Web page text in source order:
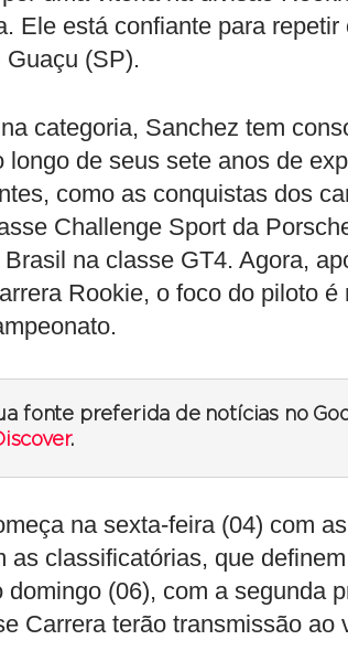
Ele está confiante para
Guaçu (SP).
categoria, Sanchez tem
longo de seus sete anos de
como as conquistas dos
Challenge Sport da
na classe GT4. Agora,
Rookie, o foco do piloto
fonte preferida de notícias no
.
na sexta-feira (04) com
as classificatórias, que
(06), com a segunda
Carrera terão transmissão ao